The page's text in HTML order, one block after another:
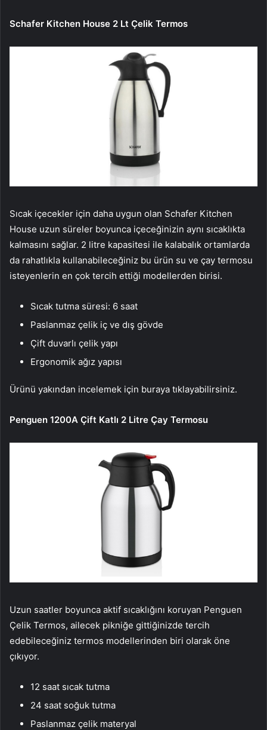
Schafer Kitchen House 2 Lt Çelik Termos
Sıcak içecekler için daha uygun olan Schafer Kitchen
House uzun süreler boyunca içeceğinizin aynı sıcaklıkta
kalmasını sağlar. 2 litre kapasitesi ile kalabalık ortamlarda
da rahatlıkla kullanabileceğiniz bu ürün su ve çay termosu
isteyenlerin en çok tercih ettiği modellerden birisi.
Sıcak tutma süresi: 6 saat
Paslanmaz çelik iç ve dış gövde
Çift duvarlı çelik yapı
Ergonomik ağız yapısı
Ürünü yakından incelemek için buraya tıklayabilirsiniz.
Penguen 1200A Çift Katlı 2 Litre Çay Termosu
Uzun saatler boyunca aktif sıcaklığını koruyan Penguen
Çelik Termos, ailecek pikniğe gittiğinizde tercih
edebileceğiniz termos modellerinden biri olarak öne
çıkıyor.
12 saat sıcak tutma
24 saat soğuk tutma
Paslanmaz çelik materyal